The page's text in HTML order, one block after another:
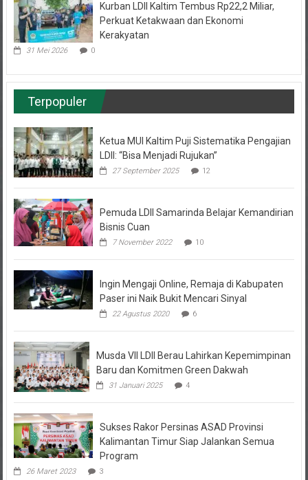
Kurban LDII Kaltim Tembus Rp22,2 Miliar,
Perkuat Ketakwaan dan Ekonomi
Kerakyatan
31 Mei 2026 0
Terpopuler
Ketua MUI Kaltim Puji Sistematika Pengajian
LDII: “Bisa Menjadi Rujukan”
27 September 2025 12
Pemuda LDII Samarinda Belajar Kemandirian
Bisnis Cuan
7 November 2022 10
Ingin Mengaji Online, Remaja di Kabupaten
Paser ini Naik Bukit Mencari Sinyal
22 Agustus 2020 6
Musda VII LDII Berau Lahirkan Kepemimpinan
Baru dan Komitmen Green Dakwah
31 Januari 2025 4
Sukses Rakor Persinas ASAD Provinsi
Kalimantan Timur Siap Jalankan Semua
Program
26 Maret 2023 3